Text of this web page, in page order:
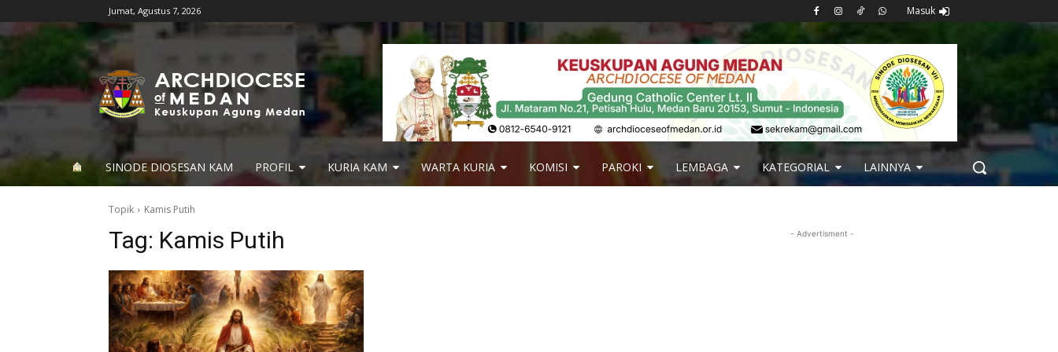
Jumat, Agustus 7, 2026 Masuk
SINODE DIOSESAN KAM PROFIL KURIA KAM WARTA KURIA KOMISI PAROKI LEMBAGA KATEGORIAL LAINNYA
Topik Kamis Putih
Tag: Kamis Putih - Advertisment -